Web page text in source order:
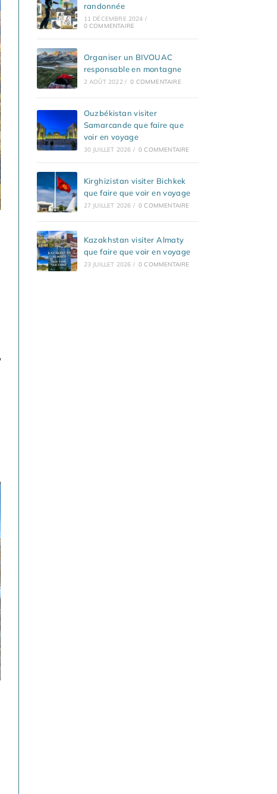
randonnée
11 DÉCEMBRE 2024 /
0 COMMENTAIRE
Organiser un BIVOUAC
responsable en montagne
2 AOÛT 2022 / 0 COMMENTAIRE
Ouzbékistan visiter
Samarcande que faire que
voir en voyage
30 JUILLET 2026 / 0 COMMENTAIRE
Kirghizistan visiter Bichkek
que faire que voir en voyage
27 JUILLET 2026 / 0 COMMENTAIRE
Kazakhstan visiter Almaty
que faire que voir en voyage
23 JUILLET 2026 / 0 COMMENTAIRE